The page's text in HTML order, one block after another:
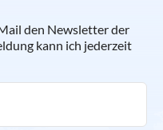
den Newsletter der
kann ich jederzeit